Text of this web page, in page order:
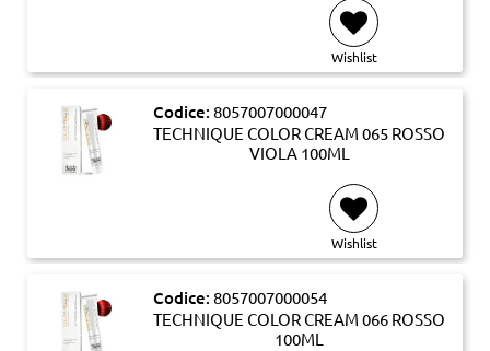
Wishlist
Codice: 8057007000047
TECHNIQUE COLOR CREAM 065 ROSSO
VIOLA 100ML
Wishlist
Codice: 8057007000054
TECHNIQUE COLOR CREAM 066 ROSSO
100ML